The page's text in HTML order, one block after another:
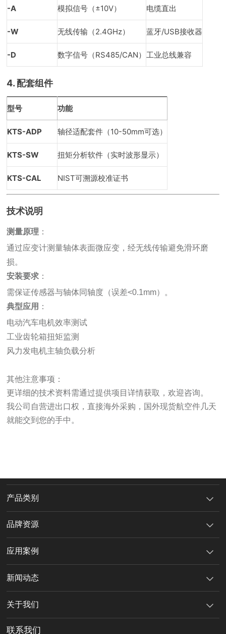
-A 模拟信号（±10V） 电缆直出
-W 无线传输（2.4GHz） 蓝牙/USB接收器
-D 数字信号（RS485/CAN） 工业总线兼容
4. 配套组件
型号 功能
KTS-ADP 轴径适配套件（10-50mm可选）
KTS-SW 扭矩分析软件（实时波形显示）
KTS-CAL NIST可溯源校准证书
技术说明
测量原理 ：
通过应变计测量轴体表面微应变，经无线传输避免滑环磨
损。
安装要求 ：
需保证传感器与轴体同轴度（误差<0.1mm）。
典型应用 ：
电动汽车电机效率测试
工业齿轮箱扭矩监测
风力发电机主轴负载分析
其他注意事项：
更详细的技术资料需通过提供项目详情获取，欢迎咨询。
我公司自营进出口权，直接海外采购，国外现货航空件几天
就能交到您的手中。
产品类别
品牌资源
应用案例
新闻动态
关于我们
联系我们